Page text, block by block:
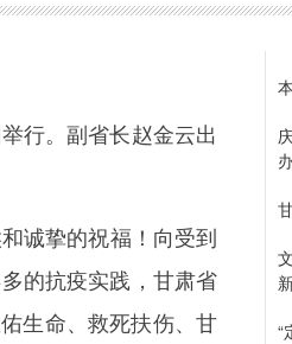
行。副省长赵金云出
诚挚的祝福！向受到
的抗疫实践，甘肃省
生命、救死扶伤、甘
“